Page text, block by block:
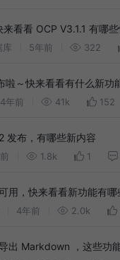
看看 OCP V3.1.1 有哪些
库 5年前 322
啦～快来看看有什么新功
4年前 41k 152
发布，有哪些新内容
1.8k 1
用，快来看看新功能有哪
4年前 2.0k
出 Markdown ，这些功